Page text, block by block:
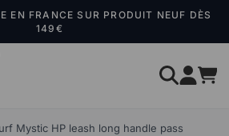
EN FRANCE SUR PRODUIT NEUF DÈS
149€
Mystic HP leash long handle pass